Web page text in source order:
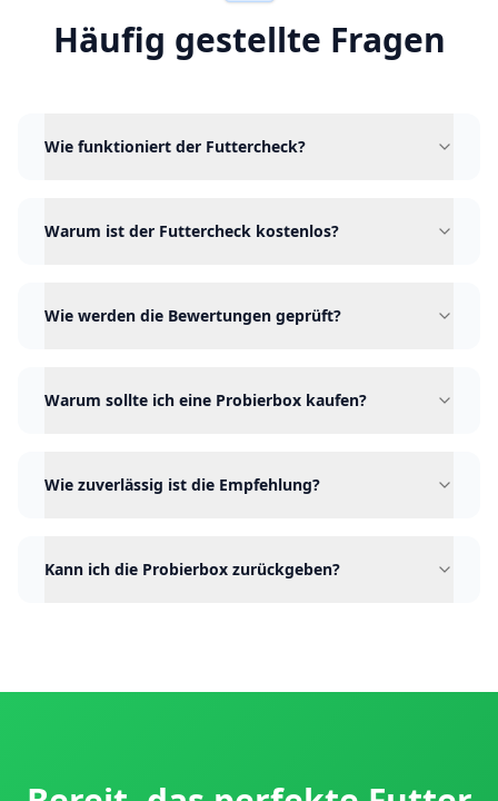
Häufig gestellte Fragen
Wie funktioniert der Futtercheck?
Warum ist der Futtercheck kostenlos?
Wie werden die Bewertungen geprüft?
Warum sollte ich eine Probierbox kaufen?
Wie zuverlässig ist die Empfehlung?
Kann ich die Probierbox zurückgeben?